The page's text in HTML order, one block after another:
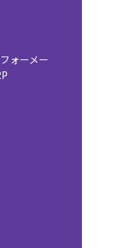
ォーメー